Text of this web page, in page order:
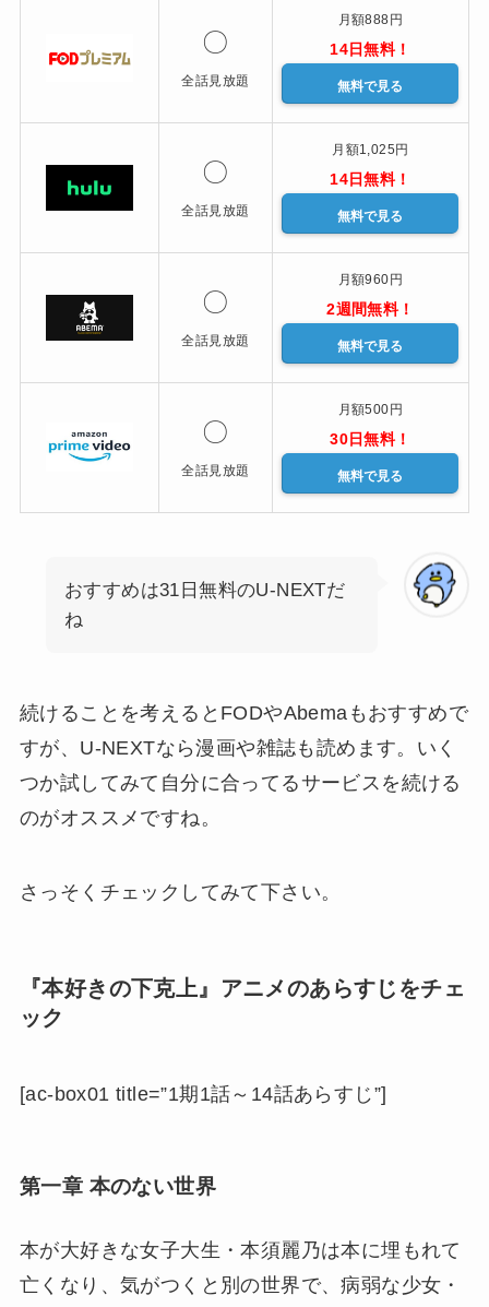
〇
全話見放題
月額888円
14日無料！
無料で見る
〇
全話見放題
月額1,025円
14日無料！
無料で見る
〇
全話見放題
月額960円
2週間無料！
無料で見る
〇
全話見放題
月額500円
30日無料！
無料で見る
おすすめは31日無料のU-NEXTだ
ね
続けることを考えるとFODやAbemaもおすすめで
すが、U-NEXTなら漫画や雑誌も読めます。いく
つか試してみて自分に合ってるサービスを続ける
のがオススメですね。
さっそくチェックしてみて下さい。
『本好きの下克上』アニメのあらすじをチェ
ック
[ac-box01 title=”1期1話～14話あらすじ”]
第一章 本のない世界
本が大好きな女子大生・本須麗乃は本に埋もれて
亡くなり、気がつくと別の世界で、病弱な少女・